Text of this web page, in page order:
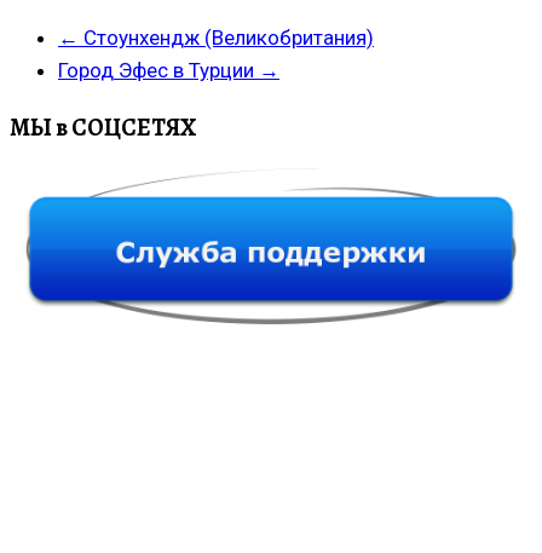
← Стоунхендж (Великобритания)
Город Эфес в Турции →
МЫ в СОЦСЕТЯХ